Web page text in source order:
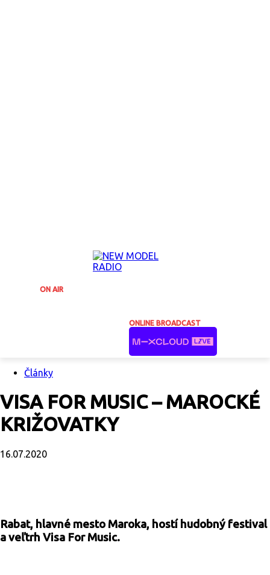
ON AIR
ONLINE BROADCAST
Články
VISA FOR MUSIC – MAROCKÉ
KRIŽOVATKY
16.07.2020
Rabat, hlavné mesto Maroka, hostí hudobný festival
a veľtrh Visa For Music.